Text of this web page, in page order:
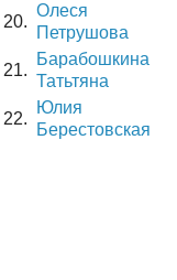
20.
Олеся
Петрушова
21.
Барабошкина
Татьтяна
22.
Юлия
Берестовская